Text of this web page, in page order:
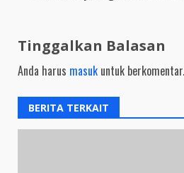
Tinggalkan Balasan
Anda harus masuk untuk berkomentar.
BERITA TERKAIT